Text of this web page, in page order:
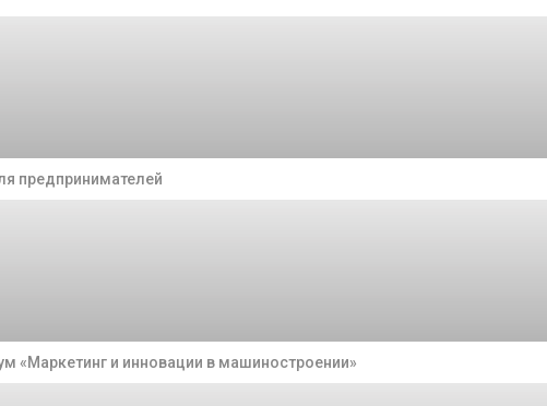
предпринимателей
«Маркетинг и инновации в машиностроении»